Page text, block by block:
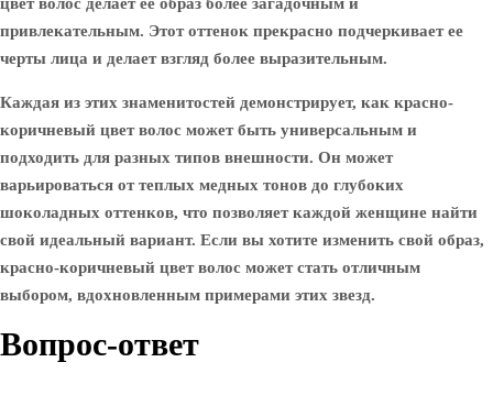
привлекательным. Этот оттенок прекрасно подчеркивает ее
черты лица и делает взгляд более выразительным.
Каждая из этих знаменитостей демонстрирует, как красно-
коричневый цвет волос может быть универсальным и
подходить для разных типов внешности. Он может
варьироваться от теплых медных тонов до глубоких
шоколадных оттенков, что позволяет каждой женщине найти
свой идеальный вариант. Если вы хотите изменить свой образ,
красно-коричневый цвет волос может стать отличным
выбором, вдохновленным примерами этих звезд.
Вопрос-ответ